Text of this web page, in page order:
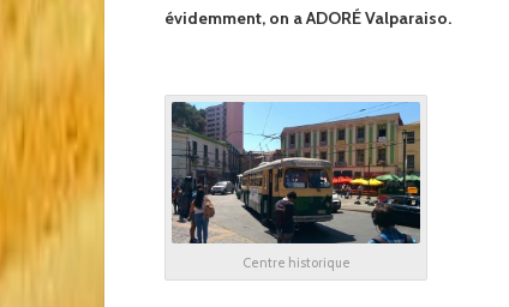
évidemment, on a ADORÉ Valparaiso.
Centre historique